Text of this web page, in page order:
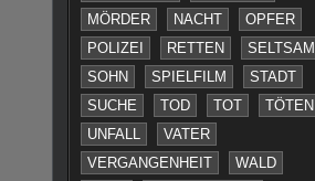
MÖRDER
NACHT
OPFER
POLIZEI
RETTEN
SELTSAM
SOHN
SPIELFILM
STADT
SUCHE
TOD TOT
TÖTEN
UNFALL
VATER
VERGANGENHEIT
WALD